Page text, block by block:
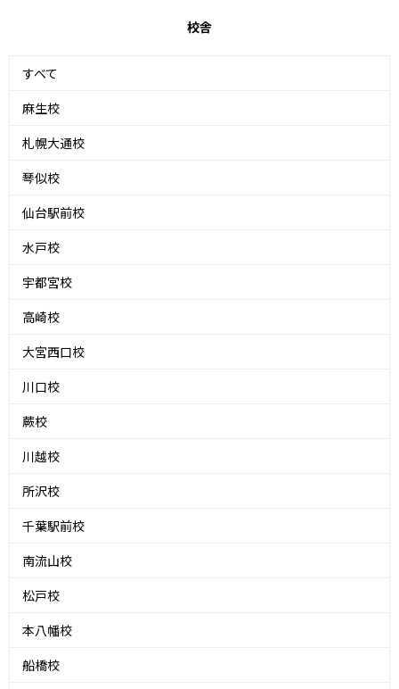
校舎
すべて
麻生校
札幌大通校
琴似校
仙台駅前校
水戸校
宇都宮校
高崎校
大宮西口校
川口校
蕨校
川越校
所沢校
千葉駅前校
南流山校
松戸校
本八幡校
船橋校